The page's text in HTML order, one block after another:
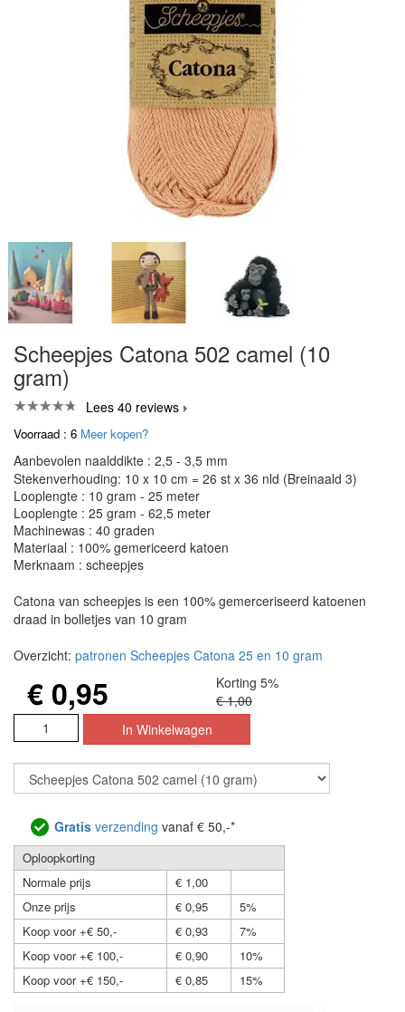
Scheepjes Catona 502 camel (10
gram)
Lees 40 reviews
Voorraad : 6 Meer kopen?
Aanbevolen naalddikte : 2,5 - 3,5 mm
Stekenverhouding: 10 x 10 cm = 26 st x 36 nld (Breinaald 3)
Looplengte : 10 gram - 25 meter
Looplengte : 25 gram - 62,5 meter
Machinewas : 40 graden
Materiaal : 100% gemericeerd katoen
Merknaam : scheepjes
Catona van scheepjes is een 100% gemerceriseerd katoenen
draad in bolletjes van 10 gram
Overzicht: patronen Scheepjes Catona 25 en 10 gram
€ 0,95
Korting 5%
€ 1,00
Gratis verzending vanaf € 50,-*
Oploopkorting
Normale prijs
€ 1,00
Onze prijs
€ 0,95
5%
Koop voor +€ 50,-
€ 0,93
7%
Koop voor +€ 100,-
€ 0,90
10%
Koop voor +€ 150,-
€ 0,85 15%